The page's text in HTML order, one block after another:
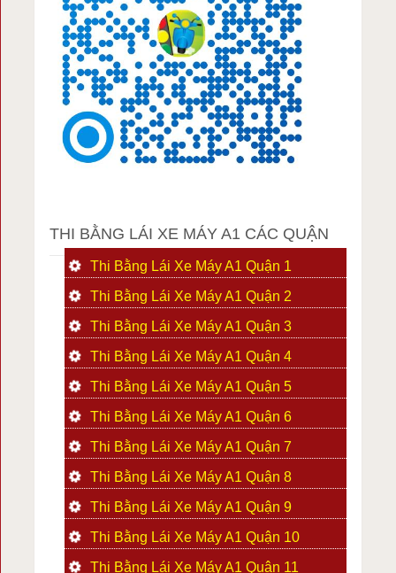
THI BẰNG LÁI XE MÁY A1 CÁC QUẬN
Thi Bằng Lái Xe Máy A1 Quận 1
Thi Bằng Lái Xe Máy A1 Quận 2
Thi Bằng Lái Xe Máy A1 Quận 3
Thi Bằng Lái Xe Máy A1 Quận 4
Thi Bằng Lái Xe Máy A1 Quận 5
Thi Bằng Lái Xe Máy A1 Quận 6
Thi Bằng Lái Xe Máy A1 Quận 7
Thi Bằng Lái Xe Máy A1 Quận 8
Thi Bằng Lái Xe Máy A1 Quận 9
Thi Bằng Lái Xe Máy A1 Quận 10
Thi Bằng Lái Xe Máy A1 Quận 11